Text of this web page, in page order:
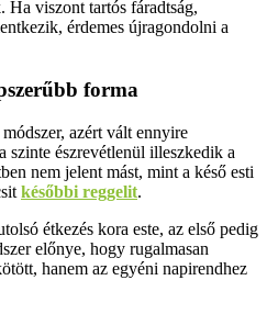
viszont tartós fáradtság,
érdemes újragondolni a
forma
azért vált ennyire
szinte észrevétlenül illeszkedik a
nem jelent mást, mint a késő esti
későbbi reggelit.
étkezés kora este, az első pedig
előnye, hogy rugalmasan
hanem az egyéni napirendhez